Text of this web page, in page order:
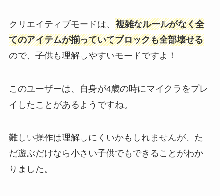
クリエイティブモードは、 複雑なルールがなく全
てのアイテムが揃っていてブロックも全部壊せる
ので、子供も理解しやすいモードですよ！
このユーザーは、自身が4歳の時にマイクラをプレ
イしたことがあるようですね。
難しい操作は理解しにくいかもしれませんが、た
だ遊ぶだけなら小さい子供でもできることがわか
りました。